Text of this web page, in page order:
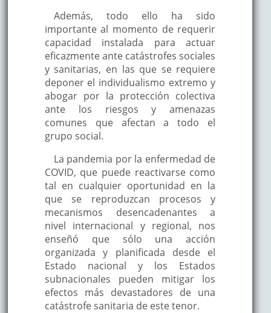
Además, todo ello ha sido
importante al momento de requerir
capacidad instalada para actuar
eficazmente ante catástrofes sociales
y sanitarias, en las que se requiere
deponer el individualismo extremo y
abogar por la protección colectiva
ante los riesgos y amenazas
comunes que afectan a todo el
grupo social.
La pandemia por la enfermedad de
COVID, que puede reactivarse como
tal en cualquier oportunidad en la
que se reproduzcan procesos y
mecanismos desencadenantes a
nivel internacional y regional, nos
enseñó que sólo una acción
organizada y planificada desde el
Estado nacional y los Estados
subnacionales pueden mitigar los
efectos más devastadores de una
catástrofe sanitaria de este tenor.